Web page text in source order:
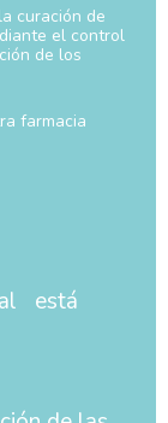
curación de
el control
de los
farmacia
está